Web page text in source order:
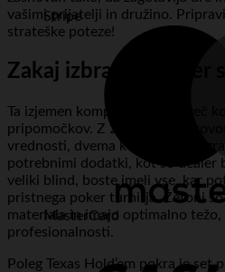
Stripe
MasterCard
vašimi prijatelji in družino.
strateške poteze!
Zakaj izbrati ta poker
Ta izjemen komplet je veliko več
pripomočkov. Z 200
vrednosti, dvema kompletoma
potrebnimi dodatki, kot so dealer
veliki blind, boste imeli vse, kar
pristnega poker turnirja. Žetoni so
materiala in imajo optimalno
profesionalnosti.
Poleg Texas Hold’em pokra je set